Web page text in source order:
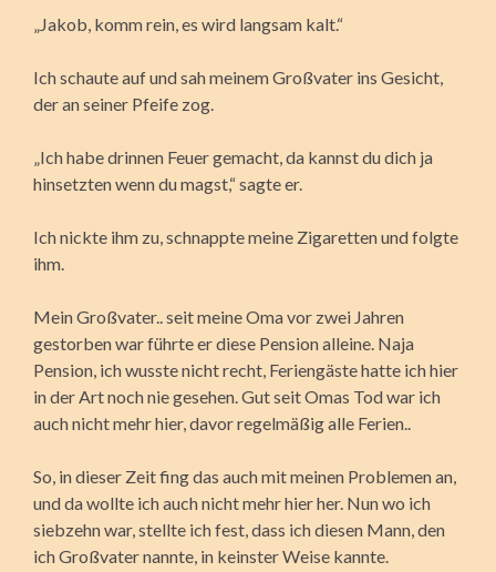
„Jakob, komm rein, es wird langsam kalt.“
Ich schaute auf und sah meinem Großvater ins Gesicht,
der an seiner Pfeife zog.
„Ich habe drinnen Feuer gemacht, da kannst du dich ja
hinsetzten wenn du magst,“ sagte er.
Ich nickte ihm zu, schnappte meine Zigaretten und folgte
ihm.
Mein Großvater.. seit meine Oma vor zwei Jahren
gestorben war führte er diese Pension alleine. Naja
Pension, ich wusste nicht recht, Feriengäste hatte ich hier
in der Art noch nie gesehen. Gut seit Omas Tod war ich
auch nicht mehr hier, davor regelmäßig alle Ferien..
So, in dieser Zeit fing das auch mit meinen Problemen an,
und da wollte ich auch nicht mehr hier her. Nun wo ich
siebzehn war, stellte ich fest, dass ich diesen Mann, den
ich Großvater nannte, in keinster Weise kannte.